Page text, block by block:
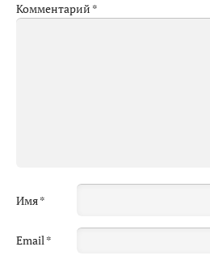
Комментарий *
Имя*
Email*